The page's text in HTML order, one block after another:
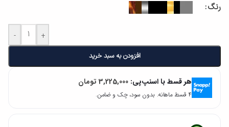
رنگ
- +
افزودن به سبد خرید
هر قسط با اسنپ‌پی: 3,225,000 تومان
۴ قسط ماهانه. بدون سود، چک و ضامن.